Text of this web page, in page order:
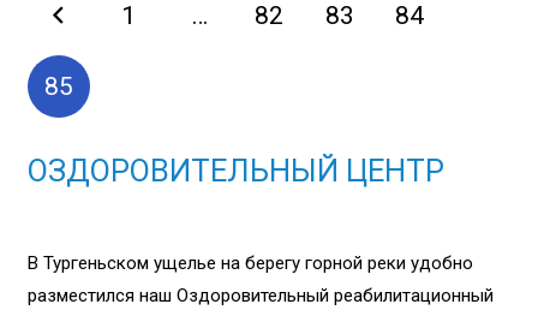
1 … 82 83 84
85
ОЗДОРОВИТЕЛЬНЫЙ ЦЕНТР
В Тургеньском ущелье на берегу горной реки удобно
разместился наш Оздоровительный реабилитационный